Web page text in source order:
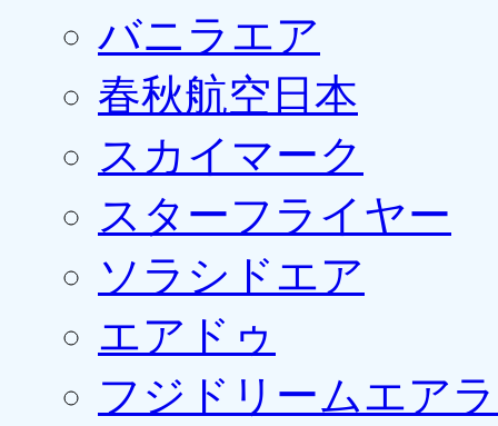
バニラエア
春秋航空日本
スカイマーク
スターフライヤー
ソラシドエア
エアドゥ
フジドリームエア